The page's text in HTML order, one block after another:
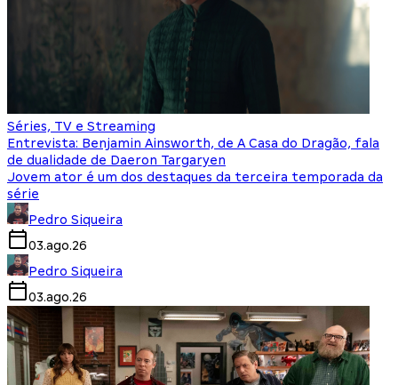
Séries, TV e Streaming
Entrevista: Benjamin Ainsworth, de A Casa do Dragão, fala
de dualidade de Daeron Targaryen
Jovem ator é um dos destaques da terceira temporada da
série
Pedro Siqueira
03.ago.26
Pedro Siqueira
03.ago.26